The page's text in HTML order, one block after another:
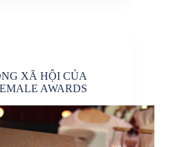
XÃ HỘI CỦA
AWARDS